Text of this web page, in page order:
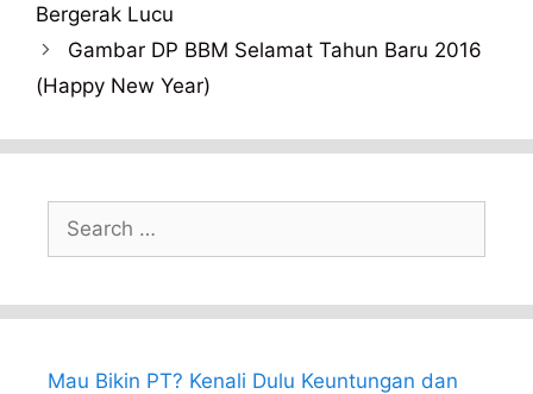
Bergerak Lucu
Gambar DP BBM Selamat Tahun Baru 2016
(Happy New Year)
for:
Mau Bikin PT? Kenali Dulu Keuntungan dan